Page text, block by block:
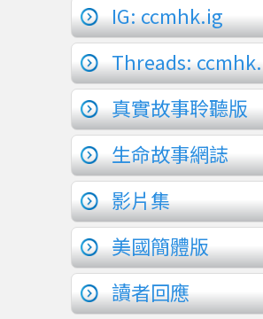
IG: ccmhk.ig
Threads:
真實故事聆聽版
生命故事網誌
影片集
美國簡體版
讀者回應